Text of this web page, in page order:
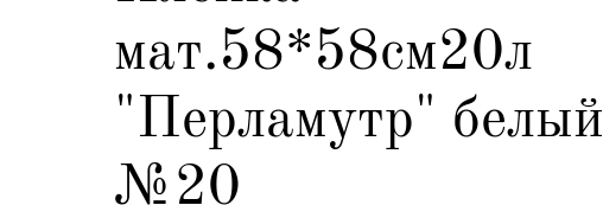
мат.58*58см20л
"Перламутр" белый
№20